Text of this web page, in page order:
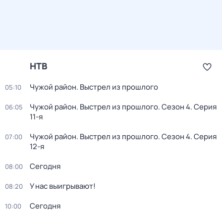
НТВ
05:10 Чужой район. Выстрел из прошлого
06:05 Чужой район. Выстрел из прошлого. Сезон 4. Серия
11-я
07:00 Чужой район. Выстрел из прошлого. Сезон 4. Серия
12-я
08:00 Сегодня
08:20 У нас выигрывают!
10:00 Сегодня